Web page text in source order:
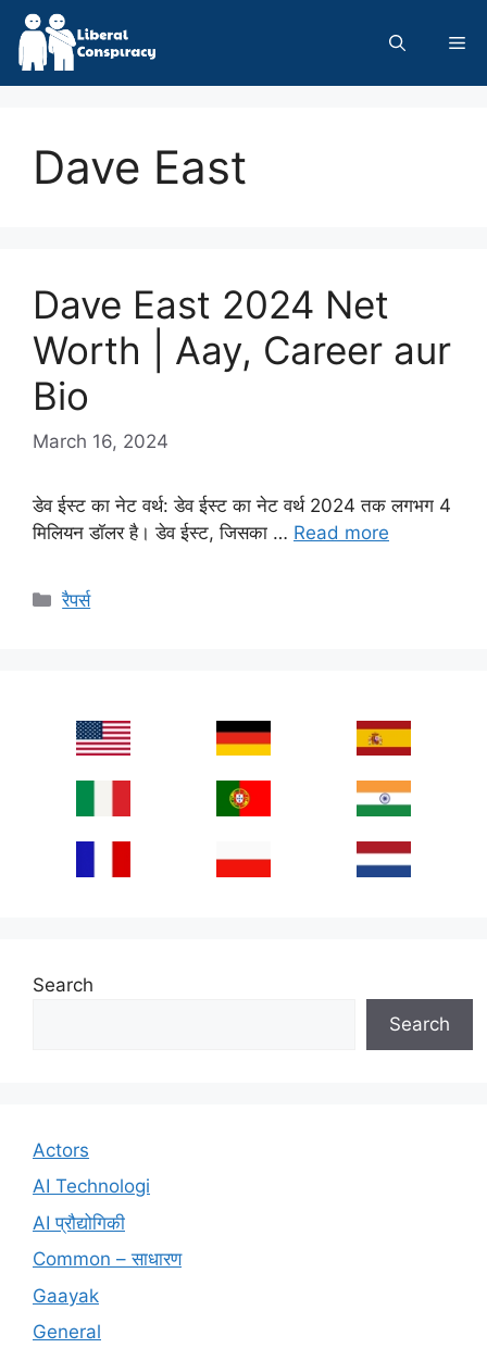
Skip
content
Dave East
Dave East 2024 Net
Worth | Aay, Career aur
Bio
March 16, 2024
डेव ईस्ट का नेट वर्थ: डेव ईस्ट का नेट वर्थ 2024 तक लगभग 4
मिलियन डॉलर है। डेव ईस्ट, जिसका … Read more
Categories
रैपर्स
Search
Search
Actors
AI Technologi
AI प्रौद्योगिकी
Common – साधारण
Gaayak
General